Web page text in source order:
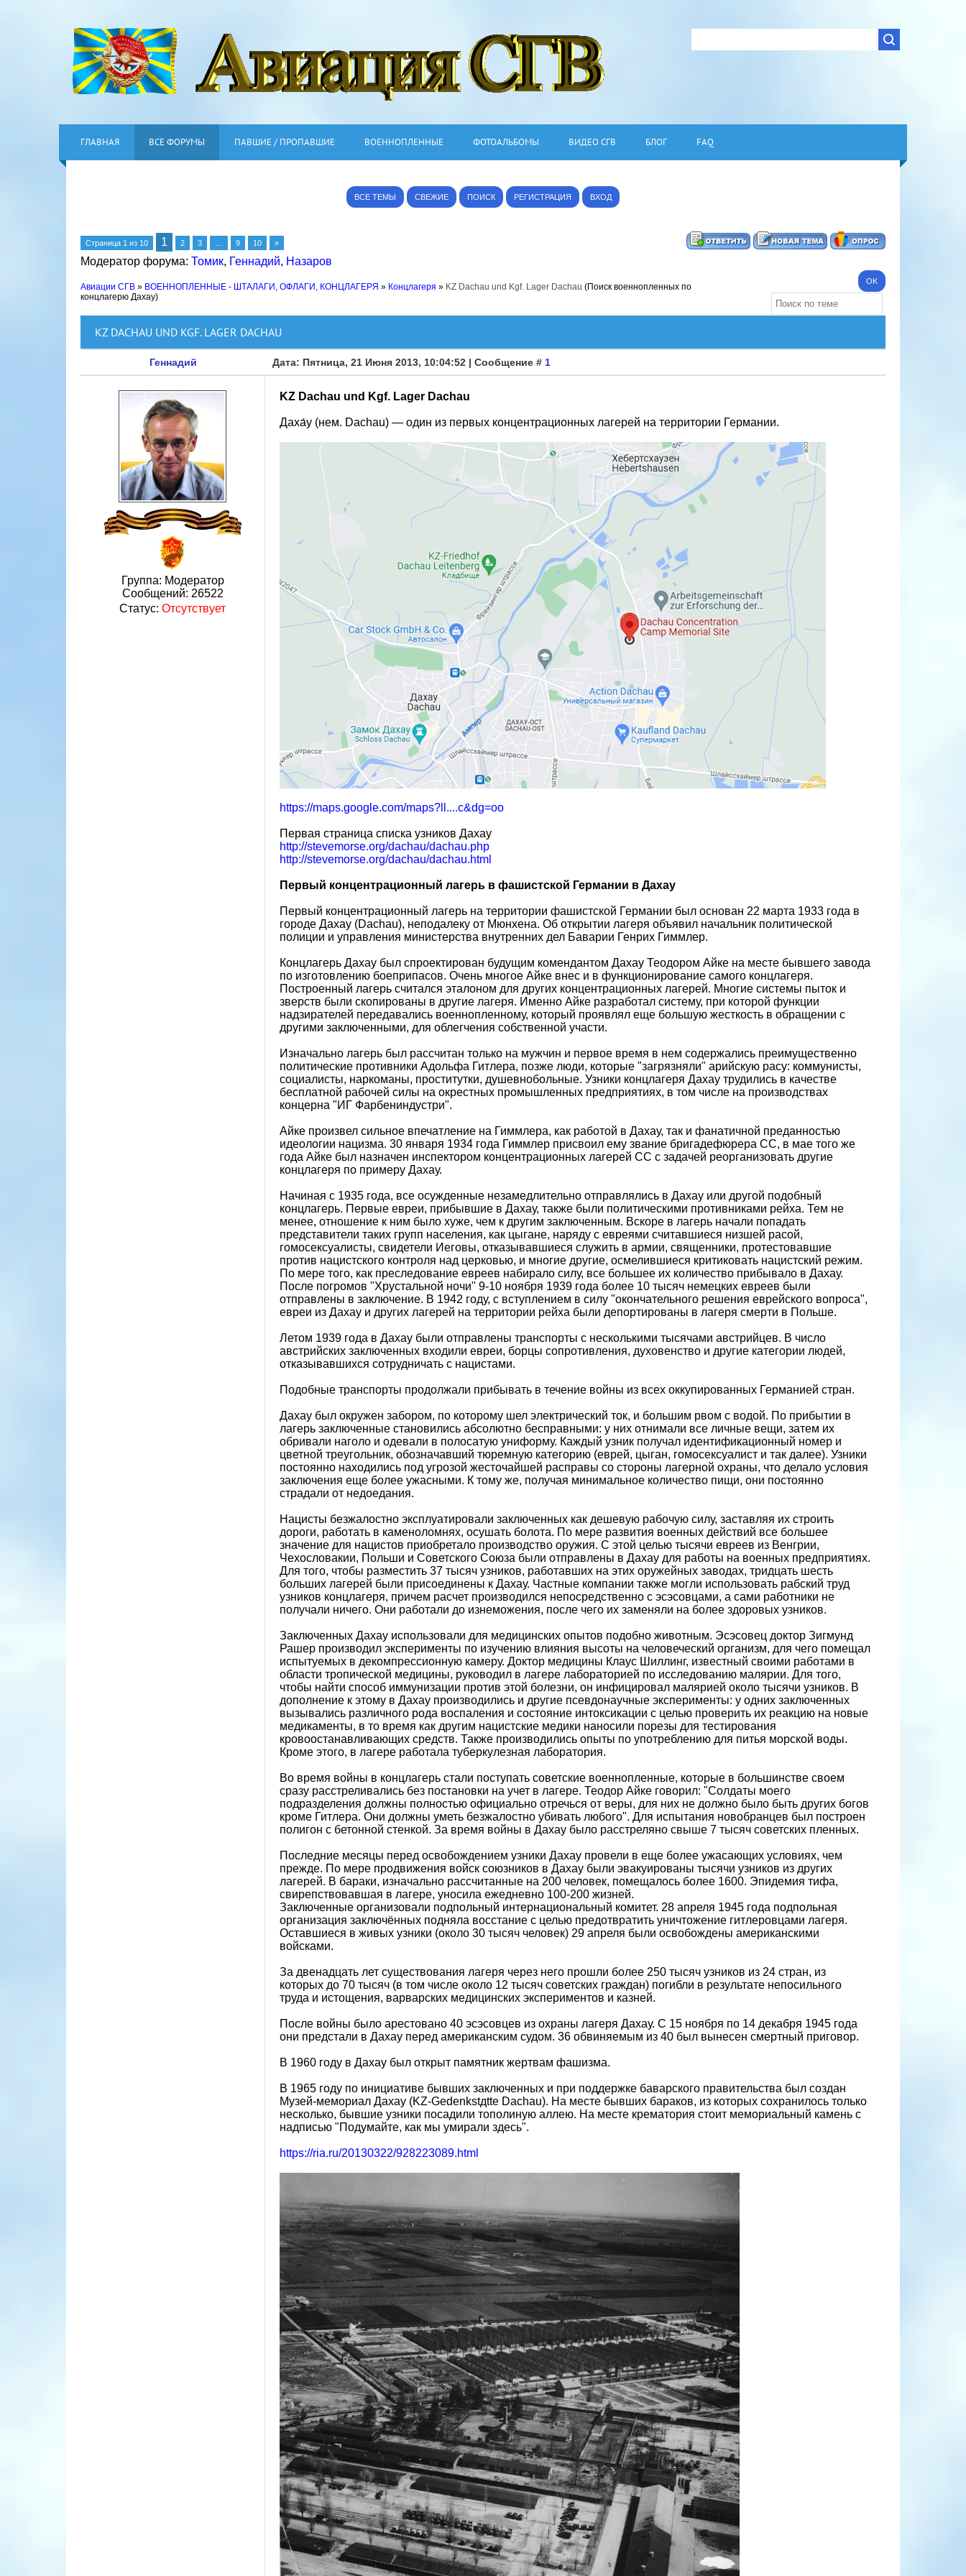
ГЛАВНАЯ ВСЕ ФОРУМЫ ПАВШИЕ / ПРОПАВШИЕ ВОЕННОПЛЕННЫЕ ФОТОАЛЬБОМЫ ВИДЕО СГВ БЛОГ FAQ
ВСЕ ТЕМЫ СВЕЖИЕ ПОИСК РЕГИСТРАЦИЯ ВХОД
Страница 1 из 10 1 2 3 9 10 »
Модератор форума: Томик, Геннадий, Назаров
Авиации СГВ » ВОЕННОПЛЕННЫЕ - ШТАЛАГИ, ОФЛАГИ, КОНЦЛАГЕРЯ » Концлагеря » KZ Dachau und Kgf. Lager Dachau (Поиск военнопленных по
концлагерю Дахау)
KZ DACHAU UND KGF. LAGER DACHAU
Геннадий Дата: Пятница, 21 Июня 2013, 10:04:52 | Сообщение # 1
Группа: Модератор
Сообщений: 26522
Статус: Отсутствует
KZ Dachau und Kgf. Lager Dachau
Даха́у (нем. Dachau) — один из первых концентрационных лагерей на территории Германии.
https://maps.google.com/maps?ll....c&dg=oo
Первая страница списка узников Дахау
http://stevemorse.org/dachau/dachau.php
http://stevemorse.org/dachau/dachau.html
Первый концентрационный лагерь в фашистской Германии в Дахау
Первый концентрационный лагерь на территории фашистской Германии был основан 22 марта 1933 года в
городе Дахау (Dachau), неподалеку от Мюнхена. Об открытии лагеря объявил начальник политической
полиции и управления министерства внутренних дел Баварии Генрих Гиммлер.
Концлагерь Дахау был спроектирован будущим комендантом Дахау Теодором Айке на месте бывшего завода
по изготовлению боеприпасов. Очень многое Айке внес и в функционирование самого концлагеря.
Построенный лагерь считался эталоном для других концентрационных лагерей. Многие системы пыток и
зверств были скопированы в другие лагеря. Именно Айке разработал систему, при которой функции
надзирателей передавались военнопленному, который проявлял еще большую жесткость в обращении с
другими заключенными, для облегчения собственной участи.
Изначально лагерь был рассчитан только на мужчин и первое время в нем содержались преимущественно
политические противники Адольфа Гитлера, позже люди, которые "загрязняли" арийскую расу: коммунисты,
социалисты, наркоманы, проститутки, душевнобольные. Узники концлагеря Дахау трудились в качестве
бесплатной рабочей силы на окрестных промышленных предприятиях, в том числе на производствах
концерна "ИГ Фарбениндустри".
Айке произвел сильное впечатление на Гиммлера, как работой в Дахау, так и фанатичной преданностью
идеологии нацизма. 30 января 1934 года Гиммлер присвоил ему звание бригадефюрера СС, в мае того же
года Айке был назначен инспектором концентрационных лагерей СС с задачей реорганизовать другие
концлагеря по примеру Дахау.
Начиная с 1935 года, все осужденные незамедлительно отправлялись в Дахау или другой подобный
концлагерь. Первые евреи, прибывшие в Дахау, также были политическими противниками рейха. Тем не
менее, отношение к ним было хуже, чем к другим заключенным. Вскоре в лагерь начали попадать
представители таких групп населения, как цыгане, наряду с евреями считавшиеся низшей расой,
гомосексуалисты, свидетели Иеговы, отказывавшиеся служить в армии, священники, протестовавшие
против нацистского контроля над церковью, и многие другие, осмелившиеся критиковать нацистский режим.
По мере того, как преследование евреев набирало силу, все большее их количество прибывало в Дахау.
После погромов "Хрустальной ночи" 9‑10 ноября 1939 года более 10 тысяч немецких евреев были
отправлены в заключение. В 1942 году, с вступлением в силу "окончательного решения еврейского вопроса",
евреи из Дахау и других лагерей на территории рейха были депортированы в лагеря смерти в Польше.
Летом 1939 года в Дахау были отправлены транспорты с несколькими тысячами австрийцев. В число
австрийских заключенных входили евреи, борцы сопротивления, духовенство и другие категории людей,
отказывавшихся сотрудничать с нацистами.
Подобные транспорты продолжали прибывать в течение войны из всех оккупированных Германией стран.
Дахау был окружен забором, по которому шел электрический ток, и большим рвом с водой. По прибытии в
лагерь заключенные становились абсолютно бесправными: у них отнимали все личные вещи, затем их
обривали наголо и одевали в полосатую униформу. Каждый узник получал идентификационный номер и
цветной треугольник, обозначавший тюремную категорию (еврей, цыган, гомосексуалист и так далее). Узники
постоянно находились под угрозой жесточайшей расправы со стороны лагерной охраны, что делало условия
заключения еще более ужасными. К тому же, получая минимальное количество пищи, они постоянно
страдали от недоедания.
Нацисты безжалостно эксплуатировали заключенных как дешевую рабочую силу, заставляя их строить
дороги, работать в каменоломнях, осушать болота. По мере развития военных действий все большее
значение для нацистов приобретало производство оружия. С этой целью тысячи евреев из Венгрии,
Чехословакии, Польши и Советского Союза были отправлены в Дахау для работы на военных предприятиях.
Для того, чтобы разместить 37 тысяч узников, работавших на этих оружейных заводах, тридцать шесть
больших лагерей были присоединены к Дахау. Частные компании также могли использовать рабский труд
узников концлагеря, причем расчет производился непосредственно с эсэсовцами, а сами работники не
получали ничего. Они работали до изнеможения, после чего их заменяли на более здоровых узников.
Заключенных Дахау использовали для медицинских опытов подобно животным. Эсэсовец доктор Зигмунд
Рашер производил эксперименты по изучению влияния высоты на человеческий организм, для чего помещал
испытуемых в декомпрессионную камеру. Доктор медицины Клаус Шиллинг, известный своими работами в
области тропической медицины, руководил в лагере лабораторией по исследованию малярии. Для того,
чтобы найти способ иммунизации против этой болезни, он инфицировал малярией около тысячи узников. В
дополнение к этому в Дахау производились и другие псевдонаучные эксперименты: у одних заключенных
вызывались различного рода воспаления и состояние интоксикации с целью проверить их реакцию на новые
медикаменты, в то время как другим нацистские медики наносили порезы для тестирования
кровоостанавливающих средств. Также производились опыты по употреблению для питья морской воды.
Кроме этого, в лагере работала туберкулезная лаборатория.
Во время войны в концлагерь стали поступать советские военнопленные, которые в большинстве своем
сразу расстреливались без постановки на учет в лагере. Теодор Айке говорил: "Солдаты моего
подразделения должны полностью официально отречься от веры, для них не должно было быть других богов
кроме Гитлера. Они должны уметь безжалостно убивать любого". Для испытания новобранцев был построен
полигон с бетонной стенкой. За время войны в Дахау было расстреляно свыше 7 тысяч советских пленных.
Последние месяцы перед освобождением узники Дахау провели в еще более ужасающих условиях, чем
прежде. По мере продвижения войск союзников в Дахау были эвакуированы тысячи узников из других
лагерей. В бараки, изначально рассчитанные на 200 человек, помещалось более 1600. Эпидемия тифа,
свирепствовавшая в лагере, уносила ежедневно 100‑200 жизней.
Заключенные организовали подпольный интернациональный комитет. 28 апреля 1945 года подпольная
организация заключённых подняла восстание с целью предотвратить уничтожение гитлеровцами лагеря.
Оставшиеся в живых узники (около 30 тысяч человек) 29 апреля были освобождены американскими
войсками.
За двенадцать лет существования лагеря через него прошли более 250 тысяч узников из 24 стран, из
которых до 70 тысяч (в том числе около 12 тысяч советских граждан) погибли в результате непосильного
труда и истощения, варварских медицинских экспериментов и казней.
После войны было арестовано 40 эсэсовцев из охраны лагеря Дахау. С 15 ноября по 14 декабря 1945 года
они предстали в Дахау перед американским судом. 36 обвиняемым из 40 был вынесен смертный приговор.
В 1960 году в Дахау был открыт памятник жертвам фашизма.
В 1965 году по инициативе бывших заключенных и при поддержке баварского правительства был создан
Музей‑мемориал Дахау (KZ‑Gedenkstдtte Dachau). На месте бывших бараков, из которых сохранилось только
несколько, бывшие узники посадили тополиную аллею. На месте крематория стоит мемориальный камень с
надписью "Подумайте, как мы умирали здесь".
https://ria.ru/20130322/928223089.html